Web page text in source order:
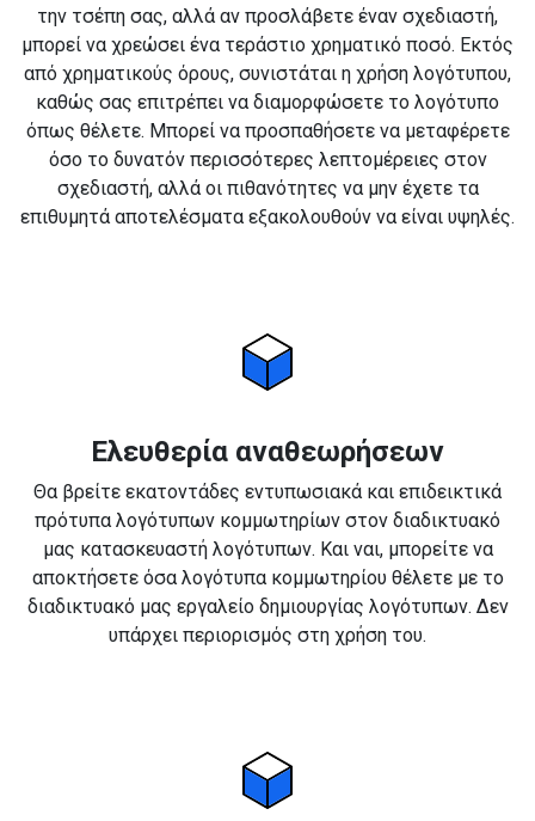
την τσέπη σας, αλλά αν προσλάβετε έναν σχεδιαστή,
μπορεί να χρεώσει ένα τεράστιο χρηματικό ποσό. Εκτός
από χρηματικούς όρους, συνιστάται η χρήση λογότυπου,
καθώς σας επιτρέπει να διαμορφώσετε το λογότυπο
όπως θέλετε. Μπορεί να προσπαθήσετε να μεταφέρετε
όσο το δυνατόν περισσότερες λεπτομέρειες στον
σχεδιαστή, αλλά οι πιθανότητες να μην έχετε τα
επιθυμητά αποτελέσματα εξακολουθούν να είναι υψηλές.
Ελευθερία αναθεωρήσεων
Θα βρείτε εκατοντάδες εντυπωσιακά και επιδεικτικά
πρότυπα λογότυπων κομμωτηρίων στον διαδικτυακό
μας κατασκευαστή λογότυπων. Και ναι, μπορείτε να
αποκτήσετε όσα λογότυπα κομμωτηρίου θέλετε με το
διαδικτυακό μας εργαλείο δημιουργίας λογότυπων. Δεν
υπάρχει περιορισμός στη χρήση του.